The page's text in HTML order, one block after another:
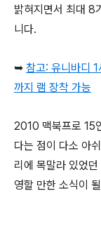
밝혀지면서 최대 8
니다.
➥ 참고: 유니바디
까지 램 장착 가능
2010 맥북프로 15
다는 점이 다소 아
리에 목말라 있었
영할 만한 소식이